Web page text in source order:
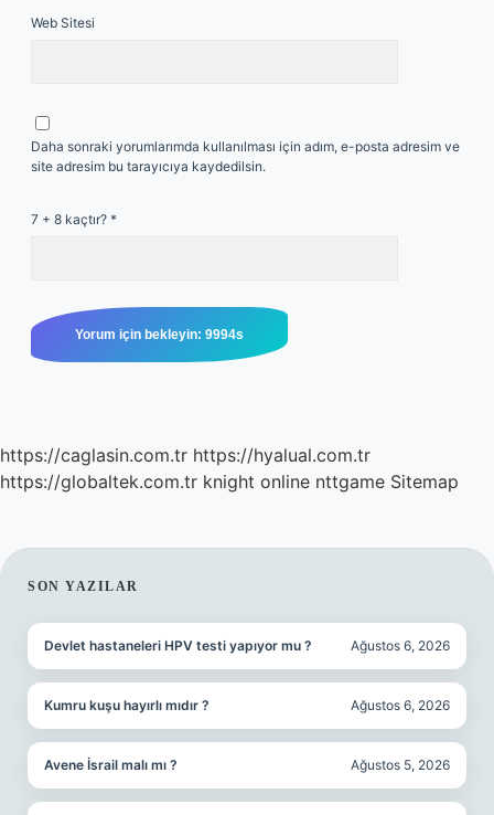
Web Sitesi
Daha sonraki yorumlarımda kullanılması için adım, e-posta adresim ve
site adresim bu tarayıcıya kaydedilsin.
7 + 8 kaçtır? *
https://caglasin.com.tr https://hyalual.com.tr
https://globaltek.com.tr knight online nttgame Sitemap
SIDEBAR
SON YAZILAR
Devlet hastaneleri HPV testi yapıyor mu ? Ağustos 6, 2026
Kumru kuşu hayırlı mıdır ? Ağustos 6, 2026
Avene İsrail malı mı ? Ağustos 5, 2026